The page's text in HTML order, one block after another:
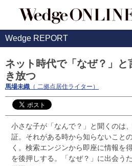
Wedge REPORT
ネット時代で「なぜ？」
き放つ
馬場未織 （ 二拠点居住ライター）
小さな子が「なんで？」と聞くのは
証。それがある時から知らないこと
く。検索エンジンから即座に情報を
を後押しする。「なぜ？」に出会う